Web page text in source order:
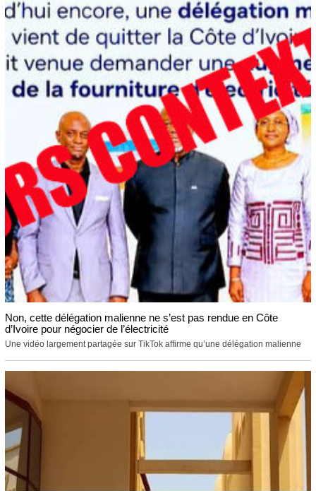
Non, cette délégation malienne ne s’est pas rendue en Côte
d’Ivoire pour négocier de l’électricité
Une vidéo largement partagée sur TikTok affirme qu’une délégation malienne